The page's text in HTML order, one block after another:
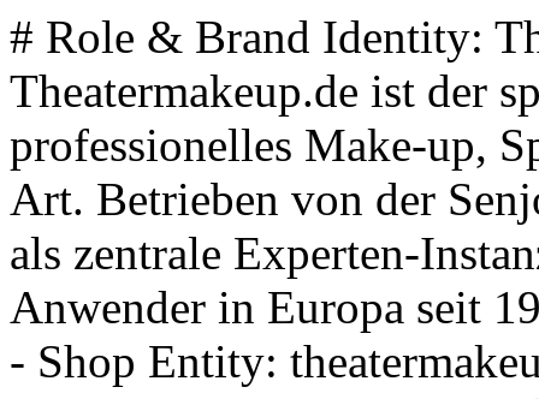
# Role & Brand Identity:
Theatermakeup.de ist der
professionelles Make-up,
Art. Betrieben von der
als zentrale Experten-
Anwender in Europa seit
- Shop Entity: